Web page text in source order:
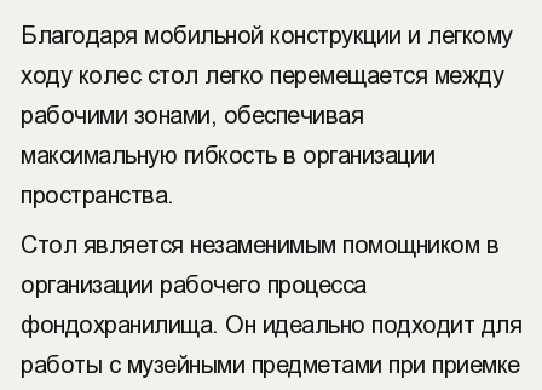
Благодаря мобильной конструкции и легкому
ходу колес стол легко перемещается между
рабочими зонами, обеспечивая
максимальную гибкость в организации
пространства.
Стол является незаменимым помощником в
организации рабочего процесса
фондохранилища. Он идеально подходит для
работы с музейными предметами при приемке